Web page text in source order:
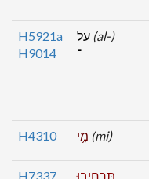
H5921a
H9014
(al-)
־
H4310 (mi)
H7337
תַּרְחִ֥יבוּ